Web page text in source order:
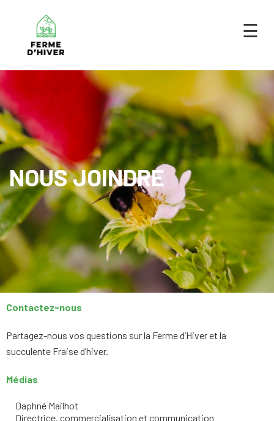
☰
NOUS JOINDRE
Contactez-nous
Partagez-nous vos questions sur la Ferme d’Hiver et la
succulente Fraise d’hiver.
Médias
Daphné Mailhot
Directrice, commercialisation et communication